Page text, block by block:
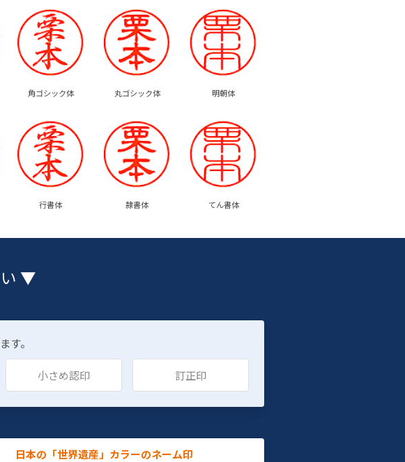
角ゴシック体 丸ゴシック体 明朝体
行書体 隷書体 てん書体
▼
す。
小さめ認印 訂正印
日本の「世界遺産」カラーのネーム印